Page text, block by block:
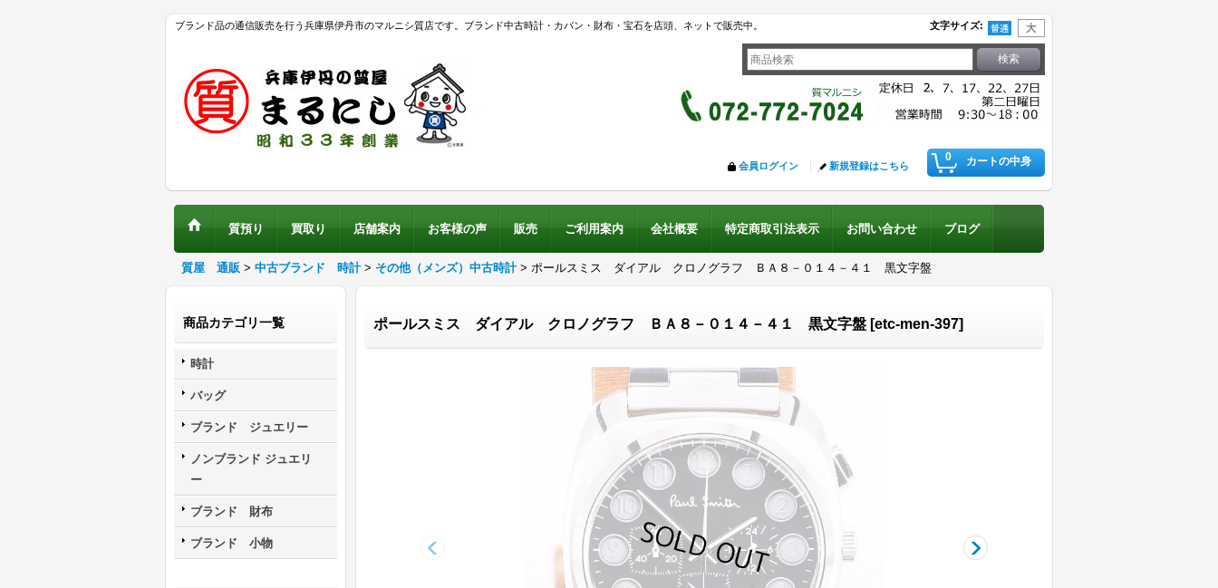
ブランド品の通信販売を行う兵庫県伊丹市のマルニシ質店です。ブランド中古時計・カバン・財布・宝石を店頭、ネットで販売中。 文字サイズ:
0 カートの中身
会員ログイン 新規登録はこちら
質預り 買取り 店舗案内 お客様の声 販売 ご利用案内 会社概要 特定商取引法表示 お問い合わせ ブログ
質屋 通販 > 中古ブランド 時計 > その他（メンズ）中古時計 > ポールスミス ダイアル クロノグラフ ＢＡ８－０１４－４１ 黒文字盤
商品カテゴリ一覧
時計
バッグ
ブランド ジュエリー
ノンブランド ジュエリ
ー
ブランド 財布
ブランド 小物
ポールスミス ダイアル クロノグラフ ＢＡ８－０１４－４１ 黒文字盤 [etc-men-397]